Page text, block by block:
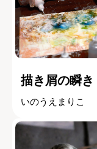
描き屑の瞬き
いのうえまりこ